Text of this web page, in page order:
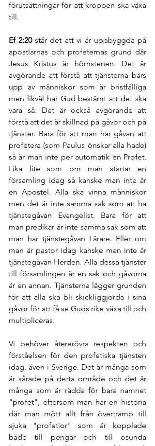
förutsättningar för att kroppen ska växa
till.
Ef 2:20 står det att vi är uppbyggda på
apostlarnas och profeternas grund där
Jesus Kristus är hörnstenen. Det är
avgörande att förstå att tjänsterna bärs
upp av människor som är bristfälliga
men likväl har Gud bestämt att det ska
vara så. Det är också avgörande att
förstå att det är skillnad på gåvor och på
tjänster. Bara för att man har gåvan att
profetera (som Paulus önskar alla hade)
så är man inte per automatik en Profet.
Lika lite som om man startar en
församling idag så kanske man inte är
en Apostel. Alla ska vinna människor
men det är inte samma sak som att ha
tjänstegåvan Evangelist. Bara för att
man predikar är inte samma sak som att
man har tjänstegåvan Lärare. Eller om
man är pastor idag kanske man inte är
tjänstegåvan Herden. Alla dessa tjänster
till församlingen är en sak och gåvorna
är en annan. Tjänsterna lägger grunden
för att alla ska bli skickliggjorda i sina
gåvor för att få se Guds rike växa till och
multipliceras.
Vi behöver återerövra respekten och
förståelsen för den profetiska tjänsten
idag, även i Sverige. Det är många som
är sårade på detta område och det är
många som är rädda för bara namnet
"profet", eftersom man har en historia
där man mött allt från övertramp till
sjuka "profetior" som är kopplade
både till pengar och till osunda